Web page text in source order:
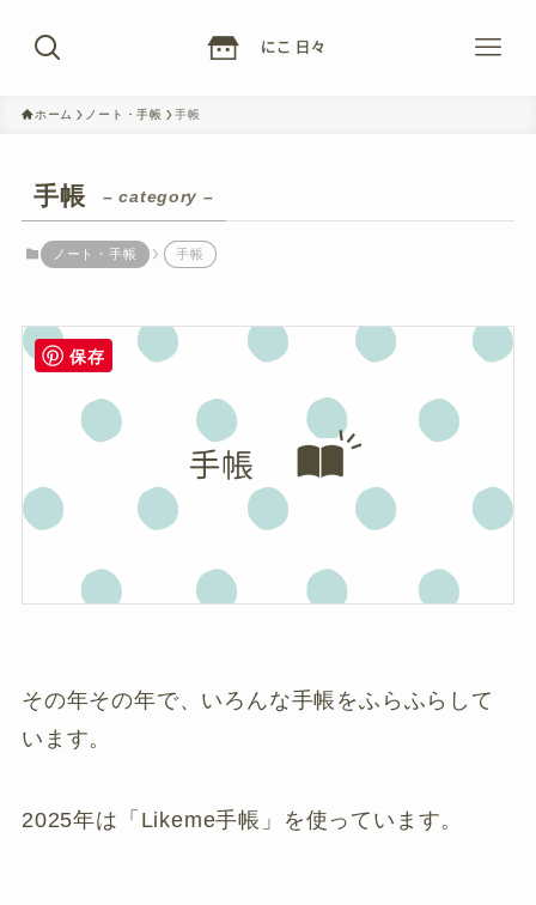
ホーム ノート・手帳 手帳
手帳 – category –
ノート・手帳 手帳
その年その年で、いろんな手帳をふらふらして
います。
2025年は「Likeme手帳」を使っています。
保存